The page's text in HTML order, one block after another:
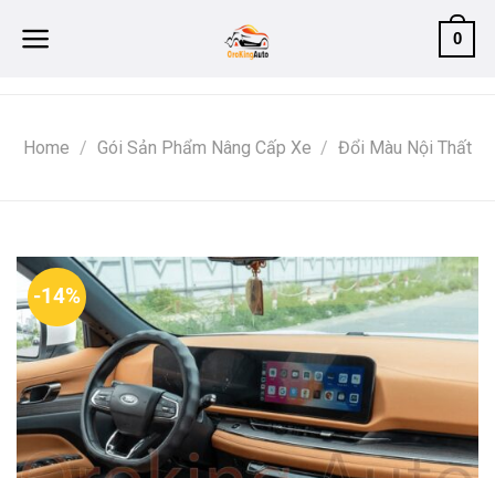
0
Home / Gói Sản Phẩm Nâng Cấp Xe / Đổi Màu Nội Thất
-14%